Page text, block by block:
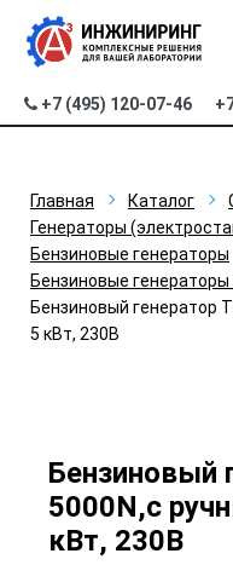
+7 (495) 120-07-46
Главная Каталог
Генераторы
Бензиновые генераторы
Бензиновые
Бензиновый генератор
5 кВт, 230В
Бензиновый
5000N,с
кВт, 230В